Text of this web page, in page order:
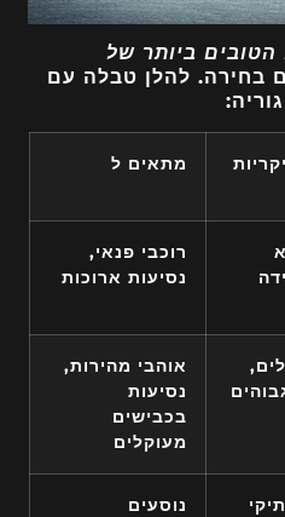
הטובים ביותר של
בחירה. להלן טבלה עם
מתאים ל
רוכבי פנאי,
נסיעות ארוכות
אוהבי מהירות,
נסיעות
בכבישים
מעוקלים
נוסעים